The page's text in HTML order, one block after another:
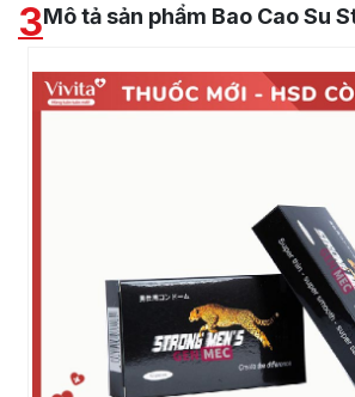
3Mô tả sản phẩm Bao Cao Su